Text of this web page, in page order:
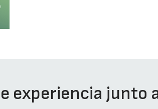
experiencia junto